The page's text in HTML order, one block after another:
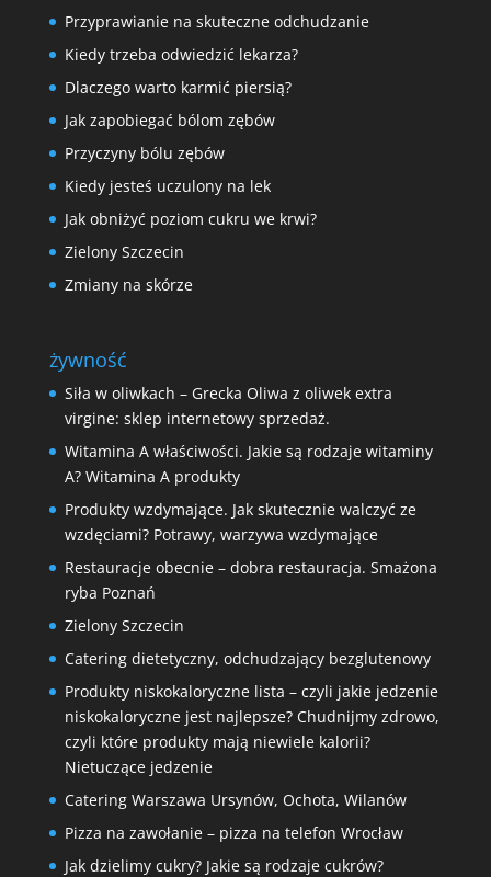
Przyprawianie na skuteczne odchudzanie
Kiedy trzeba odwiedzić lekarza?
Dlaczego warto karmić piersią?
Jak zapobiegać bólom zębów
Przyczyny bólu zębów
Kiedy jesteś uczulony na lek
Jak obniżyć poziom cukru we krwi?
Zielony Szczecin
Zmiany na skórze
żywność
Siła w oliwkach – Grecka Oliwa z oliwek extra
virgine: sklep internetowy sprzedaż.
Witamina A właściwości. Jakie są rodzaje witaminy
A? Witamina A produkty
Produkty wzdymające. Jak skutecznie walczyć ze
wzdęciami? Potrawy, warzywa wzdymające
Restauracje obecnie – dobra restauracja. Smażona
ryba Poznań
Zielony Szczecin
Catering dietetyczny, odchudzający bezglutenowy
Produkty niskokaloryczne lista – czyli jakie jedzenie
niskokaloryczne jest najlepsze? Chudnijmy zdrowo,
czyli które produkty mają niewiele kalorii?
Nietuczące jedzenie
Catering Warszawa Ursynów, Ochota, Wilanów
Pizza na zawołanie – pizza na telefon Wrocław
Jak dzielimy cukry? Jakie są rodzaje cukrów?